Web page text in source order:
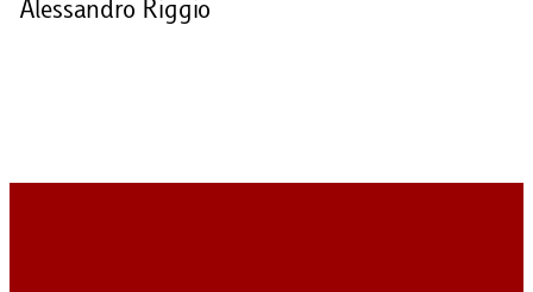
Alessandro Riggio